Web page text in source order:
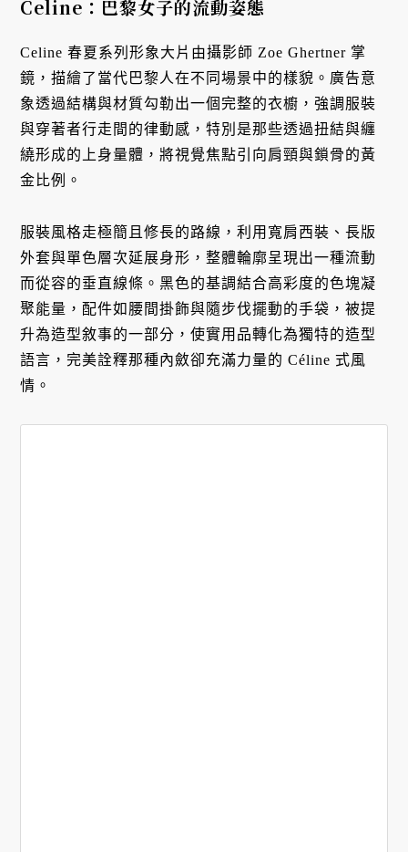
Celine：巴黎女子的流動姿態
Celine 春夏系列形象大片由攝影師 Zoe Ghertner 掌
鏡，描繪了當代巴黎人在不同場景中的樣貌。廣告意
象透過結構與材質勾勒出一個完整的衣櫥，強調服裝
與穿著者行走間的律動感，特別是那些透過扭結與纏
繞形成的上身量體，將視覺焦點引向肩頸與鎖骨的黃
金比例。
服裝風格走極簡且修長的路線，利用寬肩西裝、長版
外套與單色層次延展身形，整體輪廓呈現出一種流動
而從容的垂直線條。黑色的基調結合高彩度的色塊凝
聚能量，配件如腰間掛飾與隨步伐擺動的手袋，被提
升為造型敘事的一部分，使實用品轉化為獨特的造型
語言，完美詮釋那種內斂卻充滿力量的 Céline 式風
情。